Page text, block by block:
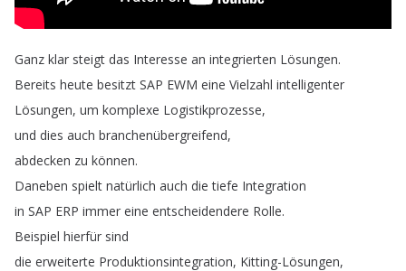
Ganz klar steigt das Interesse an integrierten Lösungen.
Bereits heute besitzt SAP EWM eine Vielzahl intelligenter
Lösungen, um komplexe Logistikprozesse,
und dies auch branchenübergreifend,
abdecken zu können.
Daneben spielt natürlich auch die tiefe Integration
in SAP ERP immer eine entscheidendere Rolle.
Beispiel hierfür sind
die erweiterte Produktionsintegration, Kitting-Lösungen,